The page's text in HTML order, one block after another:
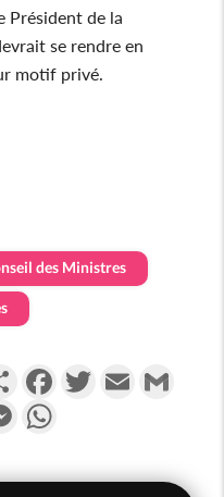
Président de la
se rendre en
motif privé.
des Ministres
PartagerFacebookTwitterEmail
Messenger